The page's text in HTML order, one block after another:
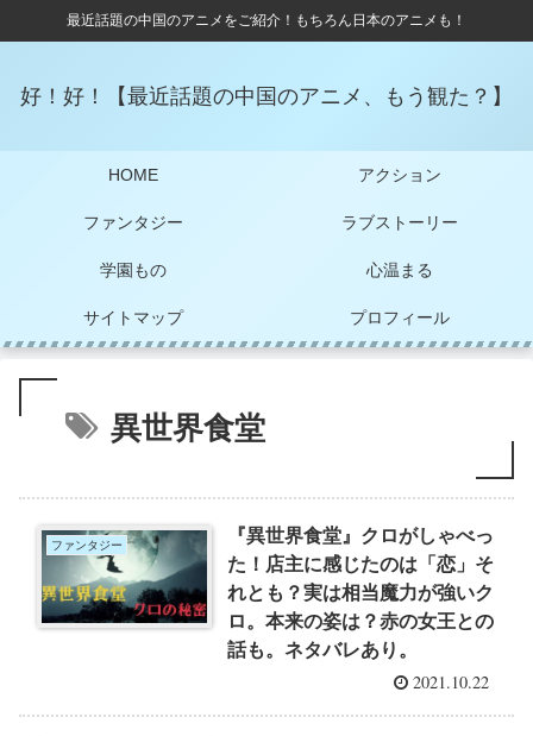
最近話題の中国のアニメをご紹介！もちろん日本のアニメも！
好！好！【最近話題の中国のアニメ、もう観た？】
HOME アクション
ファンタジー ラブストーリー
学園もの 心温まる
サイトマップ プロフィール
異世界食堂
ファンタジー
『異世界食堂』クロがしゃべっ
た！店主に感じたのは「恋」そ
れとも？実は相当魔力が強いク
ロ。本来の姿は？赤の女王との
話も。ネタバレあり。
2021.10.22